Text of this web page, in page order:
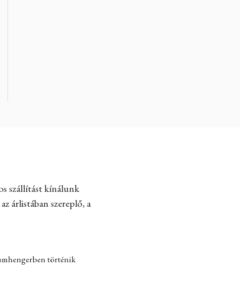
szállítást kínálunk
árlistában szereplő, a
történik